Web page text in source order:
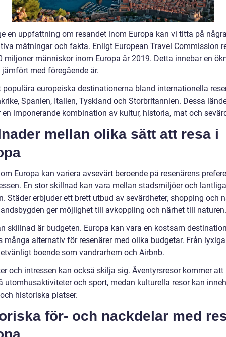
en uppfattning om resandet inom Europa kan vi titta på
mätningar och fakta. Enligt European Travel Commission
miljoner människor inom Europa år 2019. Detta innebar en
jämfört med föregående år.
populära europeiska destinationerna bland internationella
Spanien, Italien, Tyskland och Storbritannien. Dessa
en imponerande kombination av kultur, historia, mat och
mellan olika sätt att resa i
Europa kan variera avsevärt beroende på resenärens
En stor skillnad kan vara mellan stadsmiljöer och lantliga
Städer erbjuder ett brett utbud av sevärdheter, shopping och
ger möjlighet till avkoppling och närhet till naturen.
skillnad är budgeten. Europa kan vara en kostsam
många alternativ för resenärer med olika budgetar. Från
boende som vandrarhem och Airbnb.
och intressen kan också skilja sig. Äventyrsresor kommer att
utomhusaktiviteter och sport, medan kulturella resor kan
historiska platser.
för- och nackdelar med